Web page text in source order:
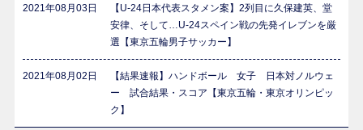
2021年08月03日
【U-24日本代表スタメン案】2列目に久保建英、堂
安律、そして…U-24スペイン戦の先発イレブンを厳
選【東京五輪男子サッカー】
2021年08月02日
【結果速報】ハンドボール 女子 日本対ノルウェ
ー 試合結果・スコア【東京五輪・東京オリンピッ
ク】